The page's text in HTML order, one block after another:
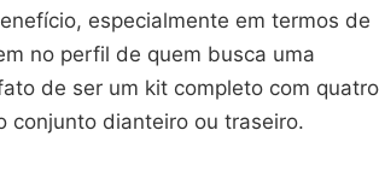
especialmente em termos de
no perfil de quem busca uma
de ser um kit completo com quatro
conjunto dianteiro ou traseiro.